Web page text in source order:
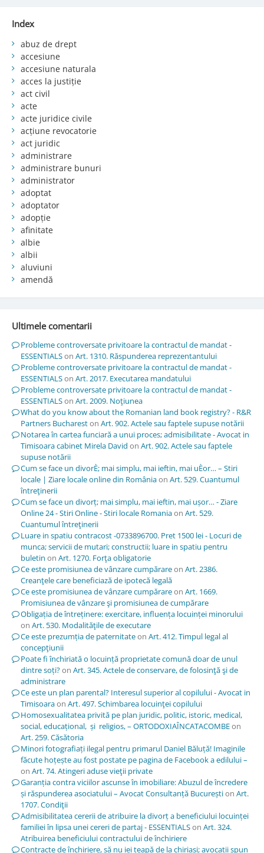
Index
abuz de drept
accesiune
accesiune naturala
acces la justiție
act civil
acte
acte juridice civile
acțiune revocatorie
act juridic
administrare
administrare bunuri
administrator
adoptat
adoptator
adopție
afinitate
albie
albii
aluviuni
amendă
Ultimele comentarii
Probleme controversate privitoare la contractul de mandat -
ESSENTIALSon Art. 1310. Răspunderea reprezentantului
Probleme controversate privitoare la contractul de mandat -
ESSENTIALSon Art. 2017. Executarea mandatului
Probleme controversate privitoare la contractul de mandat -
ESSENTIALSon Art. 2009. Noţiunea
What do you know about the Romanian land book registry? - R&R
Partners Buchareston Art. 902. Actele sau faptele supuse notării
Notarea în cartea funciară a unui proces; admisibilitate - Avocat in
Timisoara cabinet Mirela David on Art. 902. Actele sau faptele
supuse notării
Cum se face un divorÈ; mai simplu, mai ieftin, mai uÈor… – Stiri
locale | Ziare locale online din Româniaon Art. 529. Cuantumul
întreţinerii
Cum se face un divorț; mai simplu, mai ieftin, mai ușor… - Ziare
Online 24 - Stiri Online - Stiri locale Romaniaon Art. 529.
Cuantumul întreţinerii
Luare in spatiu contracost -0733896700. Pret 1500 lei - Locuri de
munca; servicii de mutari; constructii; luare in spatiu pentru
buletin on Art. 1270. Forţa obligatorie
Ce este promisiunea de vânzare cumpărareon Art. 2386.
Creanţele care beneficiază de ipotecă legală
Ce este promisiunea de vânzare cumpărareon Art. 1669.
Promisiunea de vânzare şi promisiunea de cumpărare
Obligația de întreținere: exercitare, influența locuinței minorului
on Art. 530. Modalităţile de executare
Ce este prezumția de paternitateon Art. 412. Timpul legal al
concepţiunii
Poate fi închiriată o locuință proprietate comună doar de unul
dintre soți?on Art. 345. Actele de conservare, de folosinţă şi de
administrare
Ce este un plan parental? Interesul superior al copilului - Avocat in
Timisoaraon Art. 497. Schimbarea locuinţei copilului
Homosexualitatea privită pe plan juridic, politic, istoric, medical,
social, educațional, și religios, – ORTODOXIAÎNCATACOMBEon
Art. 259. Căsătoria
Minori fotografiați ilegal pentru primarul Daniel Băluță! Imaginile
făcute hoțește au fost postate pe pagina de Facebook a edilului –
on Art. 74. Atingeri aduse vieţii private
Garanția contra viciilor ascunse în imobiliare: Abuzul de încredere
și răspunderea asociatului – Avocat Consultanță Bucureștion Art.
1707. Condiţii
Admisibilitatea cererii de atribuire la divorț a beneficiului locuinței
familiei în lipsa unei cereri de partaj - ESSENTIALSon Art. 324.
Atribuirea beneficiului contractului de închiriere
Contracte de închiriere, să nu iei țeapă de la chiriași; avocații spun